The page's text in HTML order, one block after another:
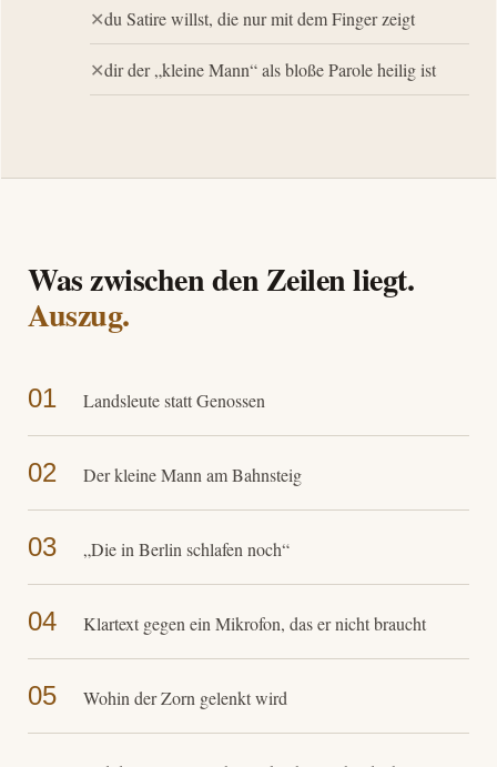
du Satire willst, die nur mit dem Finger zeigt
dir der „kleine Mann“ als bloße Parole heilig ist
Was zwischen den Zeilen liegt.
Auszug.
01 Landsleute statt Genossen
02 Der kleine Mann am Bahnsteig
03 „Die in Berlin schlafen noch“
04 Klartext gegen ein Mikrofon, das er nicht braucht
05 Wohin der Zorn gelenkt wird